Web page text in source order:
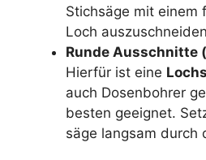
Stichsäge mit einem
Loch
Runde Ausschnitte
Hierfür ist eine
auch Dosenbohrer
besten geeignet.
säge langsam durch